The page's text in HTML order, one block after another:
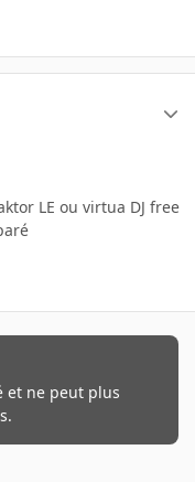
LE ou virtua DJ free
et ne peut plus